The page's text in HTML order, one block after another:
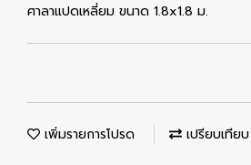
ศาลาแปดเหลี่ยม ขนาด 1.8x1.8 ม.
เพิ่มรายการโปรด เปรียบเทียบ